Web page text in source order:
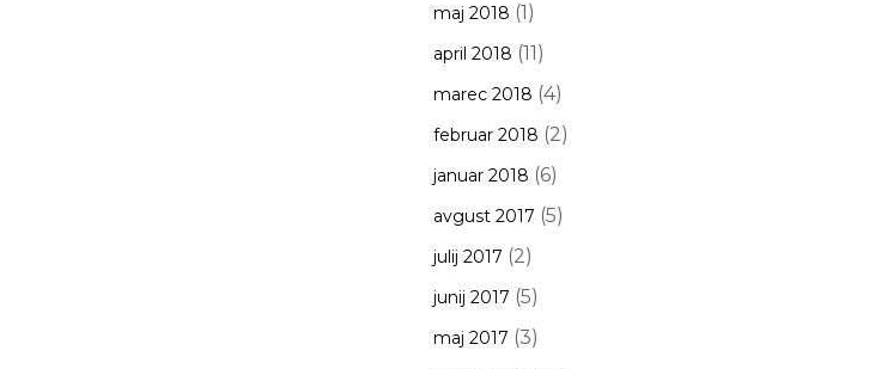
maj 2018 (1)
april 2018 (11)
marec 2018 (4)
februar 2018 (2)
januar 2018 (6)
avgust 2017 (5)
julij 2017 (2)
junij 2017 (5)
maj 2017 (3)